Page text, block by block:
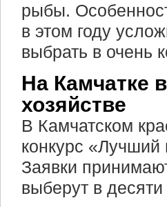
рыбы.
в этом году
выбрать в очень
На Камчатке
хозяйстве
В Камчатском
конкурс
Заявки
выберут в